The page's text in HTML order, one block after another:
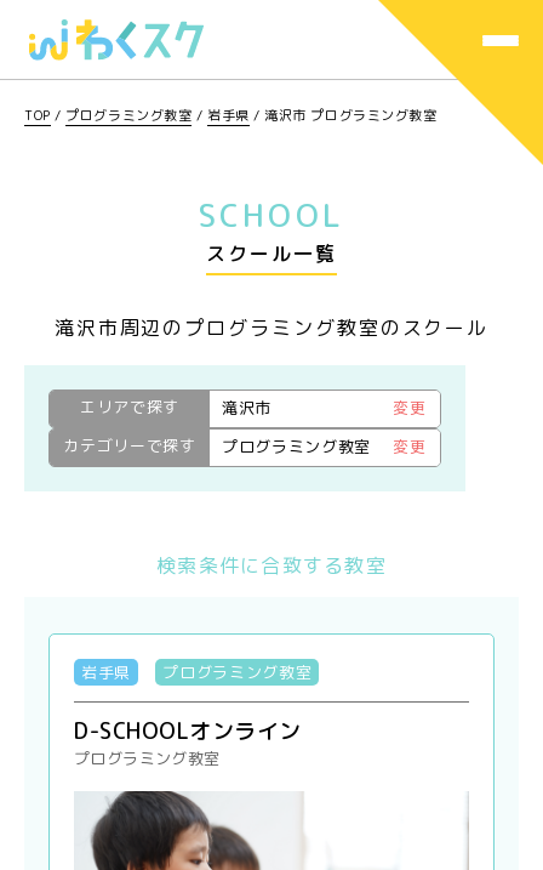
TOP / プログラミング教室 / 岩手県 /滝沢市 プログラミング教室
SCHOOL
スクール一覧
滝沢市周辺のプログラミング教室のスクール
エリアで探す 滝沢市
変更
カテゴリーで探す
プログラミング教室 変更
検索条件に合致する教室
岩手県 プログラミング教室
D-SCHOOLオンライン
プログラミング教室